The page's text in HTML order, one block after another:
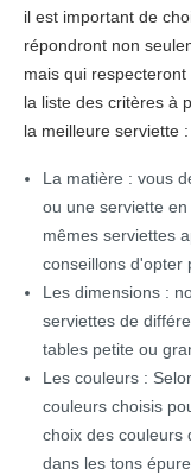
il est important de
répondront non
mais qui
la liste des critères à
la meilleure serviette :
La matière : vous
ou une serviette
mêmes serviettes
conseillons d'opter
Les dimensions :
serviettes de
tables petite ou
Les couleurs :
couleurs choisis
choix des couleurs
dans les tons